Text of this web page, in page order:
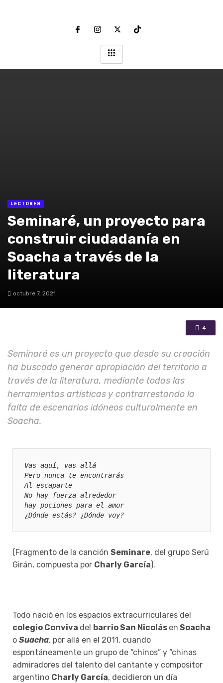
LECTORES
Seminaré, un proyecto para
construir ciudadanía en
Soacha a través de la
literatura
octubre 7, 2021
4
Seminaré es un proyecto que desde su creación
ha buscado generar apropiación del territorio a
través de la literatura, mediante todas las
herramientas artísticas y contrarrestando la
falta de escenarios idóneos culturalmente en
Soacha.
Vas aquí, vas allá
Pero nunca te encontrarás
Al escaparte
No hay fuerza alrededor
hay pociones para el amor
¿Dónde estás? ¿Dónde voy?
(Fragmento de la canción Seminare, del grupo Serú
Girán, compuesta por Charly García).
Todo nació en los espacios extracurriculares del
colegio Conviva del barrio San Nicolás en Soacha
o Suacha, por allá en el 2011, cuando
espontáneamente un grupo de “chinos” y “chinas
admiradores del talento del cantante y compositor
argentino Charly García, decidieron un día